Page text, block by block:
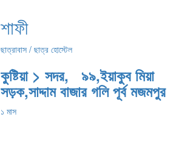
শাফী
ছাত্রাবাস / ছাত্র হোস্টেল
কুষ্টিয়া > সদর, ৯৯,ইয়াকুব মিয়া
সড়ক,সাদ্দাম বাজার গলি পূর্ব মজমপুর
১ মাস